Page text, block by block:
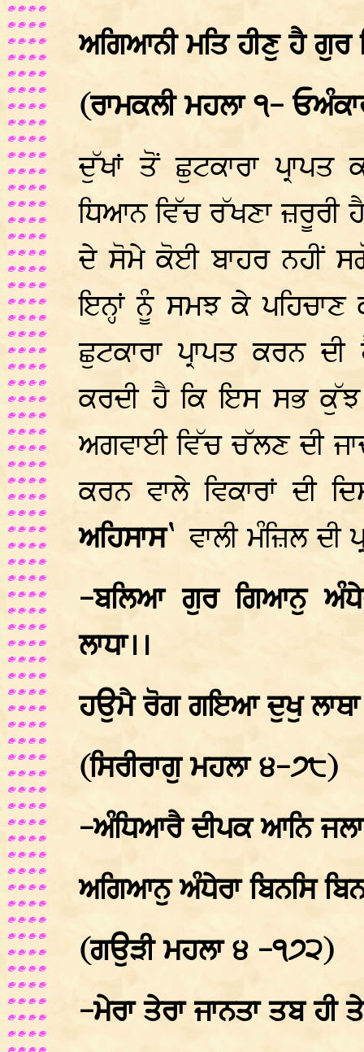
ਅਗਿਆਨੀ ਮਤਿ ਹੀਣੁ ਹੈ
(ਰਾਮਕਲੀ ਮਹਲਾ ੧-
ਦੁੱਖਾਂ ਤੋਂ ਛੁਟਕਾਰਾ
ਧਿਆਨ ਵਿੱਚ ਰੱਖਣਾ ਜ਼ਰੂਰੀ
ਦੇ ਸੋਮੇ ਕੋਈ ਬਾਹਰ ਨਹੀਂ
ਇਨ੍ਹਾਂ ਨੂੰ ਸਮਝ ਕੇ
ਛੁਟਕਾਰਾ ਪ੍ਰਾਪਤ ਕਰਨ
ਕਰਦੀ ਹੈ ਕਿ ਇਸ ਸਭ
ਅਗਵਾਈ ਵਿੱਚ ਚੱਲਣ ਦੀ
ਕਰਨ ਵਾਲੇ ਵਿਕਾਰਾਂ ਦੀ
ਅਹਿਸਾਸ`ਵਾਲੀ ਮੰਜ਼ਿਲ ਦੀ
-ਬਲਿਆ ਗੁਰ ਗਿਆਨੁ
ਲਾਧਾ।।
ਹਉਮੈ ਰੋਗ ਗਇਆ ਦੁਖੁ ਲਾਥਾ
(ਸਿਰੀਰਾਗੁ ਮਹਲਾ ੪-੭੮)
-ਅੰਧਿਆਰੈ ਦੀਪਕ ਆਨਿ
ਅਗਿਆਨੁ ਅੰਧੇਰਾ ਬਿਨਸਿ
(ਗਉੜੀ ਮਹਲਾ ੪ -੧੭੨)
-ਮੇਰਾ ਤੇਰਾ ਜਾਨਤਾ ਤਬ ਹੀ